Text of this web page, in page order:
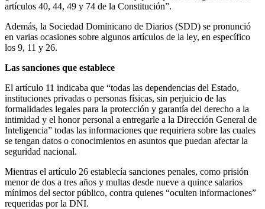
artículos 40, 44, 49 y 74 de la Constitución”.
Además, la Sociedad Dominicano de Diarios (SDD) se pronunció
en varias ocasiones sobre algunos artículos de la ley, en específico
los 9, 11 y 26.
Las sanciones que establece
El artículo 11 indicaba que “todas las dependencias del Estado,
instituciones privadas o personas físicas, sin perjuicio de las
formalidades legales para la protección y garantía del derecho a la
intimidad y el honor personal a entregarle a la Dirección General de
Inteligencia” todas las informaciones que requiriera sobre las cuales
se tengan datos o conocimientos en asuntos que puedan afectar la
seguridad nacional.
Mientras el artículo 26 establecía sanciones penales, como prisión
menor de dos a tres años y multas desde nueve a quince salarios
mínimos del sector público, contra quienes “oculten informaciones”
requeridas por la DNI.